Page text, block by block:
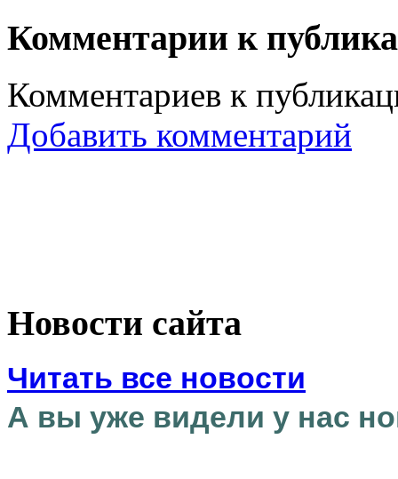
Комментарии к
Комментариев к
Добавить комментарий
Новости сайта
Читать все новости
А вы уже видели у нас